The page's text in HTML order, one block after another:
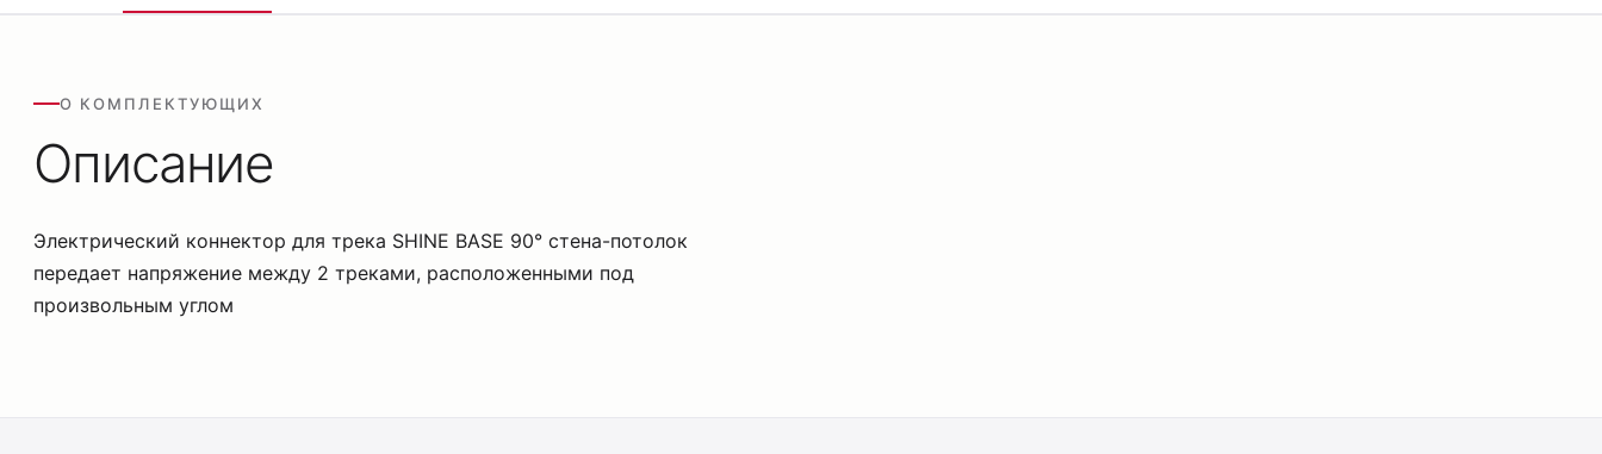
О КОМПЛЕКТУЮЩИХ
Описание
Электрический коннектор для трека SHINE BASE 90° стена-потолок
передает напряжение между 2 треками, расположенными под
произвольным углом